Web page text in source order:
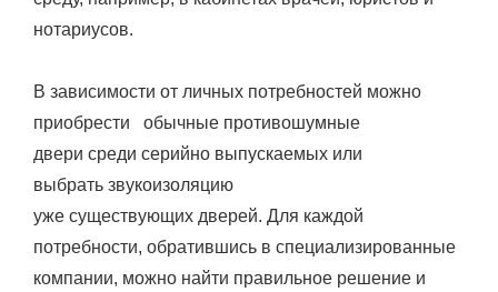
нотариусов.
В зависимости от личных потребностей можно
приобрести обычные противошумные
двери среди серийно выпускаемых или
выбрать звукоизоляцию
уже существующих дверей. Для каждой
потребности, обратившись в специализированные
компании, можно найти правильное решение и